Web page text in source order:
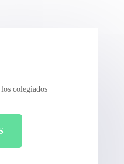
colegiados